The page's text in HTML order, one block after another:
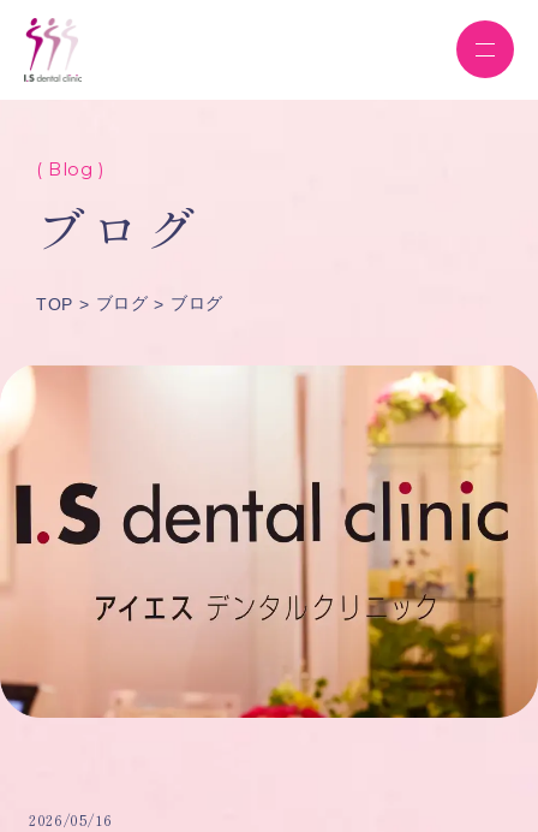
( Blog )
ブログ
TOP ブログ ブログ
2026/05/16